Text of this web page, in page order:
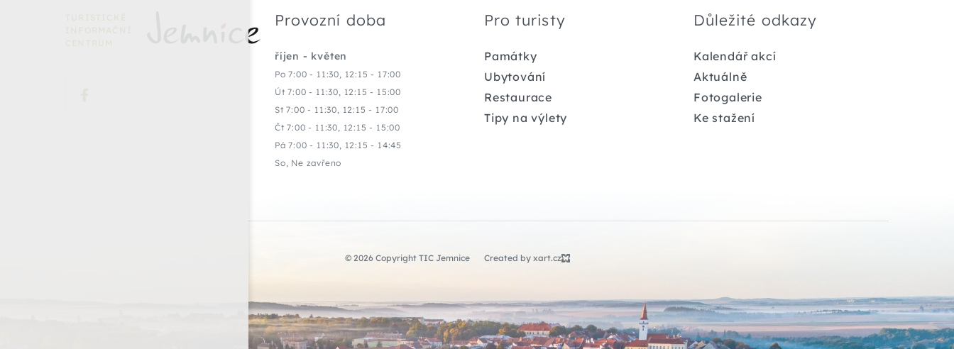
Provozní doba
říjen - květen
Po 7:00 - 11:30, 12:15 - 17:00
Út 7:00 - 11:30, 12:15 - 15:00
St 7:00 - 11:30, 12:15 - 17:00
Čt 7:00 - 11:30, 12:15 - 15:00
Pá 7:00 - 11:30, 12:15 - 14:45
So, Ne zavřeno
Pro turisty
Památky
Ubytování
Restaurace
Tipy na výlety
Důležité odkazy
Kalendář akcí
Aktuálně
Fotogalerie
Ke stažení
© 2026 Copyright TIC Jemnice Created by xart.cz